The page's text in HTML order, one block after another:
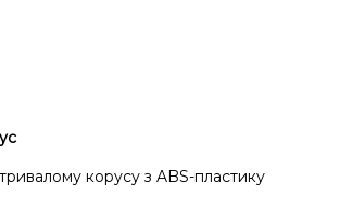
корусу з ABS-пластику